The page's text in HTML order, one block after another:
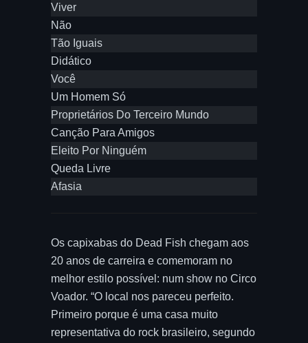
Viver
Não
Tão Iguais
Didático
Você
Um Homem Só
Proprietários Do Terceiro Mundo
Canção Para Amigos
Eleito Por Ninguém
Queda Livre
Afasia
Os capixabas do Dead Fish chegam aos
20 anos de carreira e comemoram no
melhor estilo possível: num show no Circo
Voador. “O local nos pareceu perfeito.
Primeiro porque é uma casa muito
representativa do rock brasileiro, segundo